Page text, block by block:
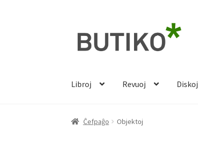
navigado
rekte
Libroj Revuoj Diskoj
Ĉefpaĝo Objektoj